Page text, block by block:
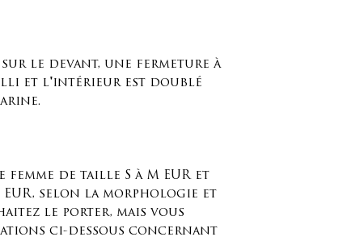
sur le devant, une fermeture à
et l'intérieur est doublé
de taille S à M EUR et
EUR, selon la morphologie et
le porter, mais vous
ci-dessous concernant